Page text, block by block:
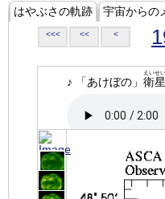
はやぶさの軌跡 宇宙からの
<<< << <
♪ 「あけぼの」 衛星
えいせい